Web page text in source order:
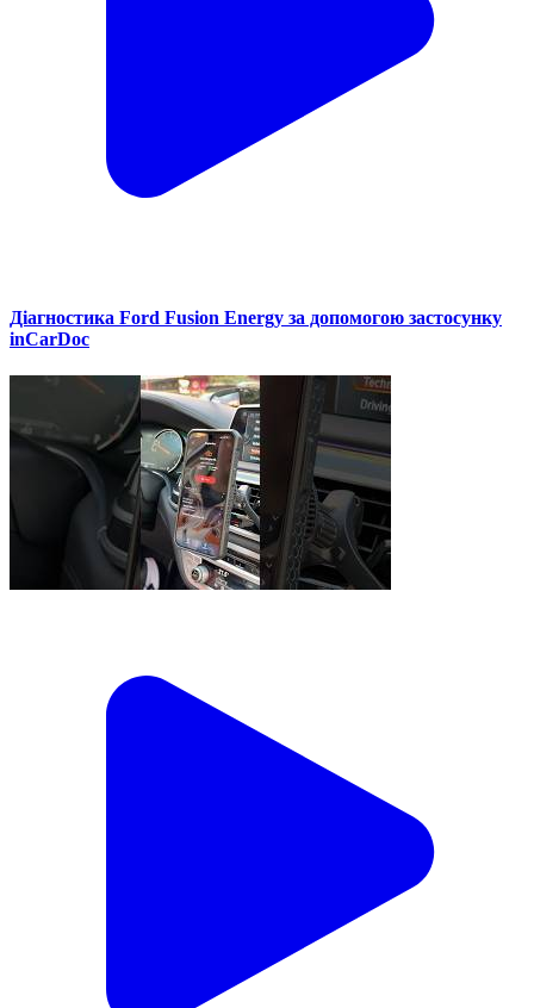
Діагностика Ford Fusion Energy за допомогою застосунку
inCarDoc